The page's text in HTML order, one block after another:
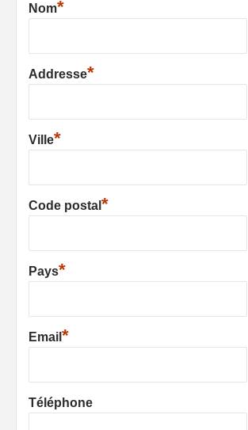
Nom*
Addresse*
Ville*
Code postal *
Pays*
Email *
Téléphone